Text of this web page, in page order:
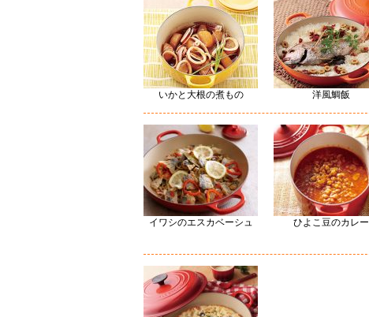
いかと大根の煮もの 洋風鯛飯
イワシのエスカベーシュ ひよこ豆のカレー